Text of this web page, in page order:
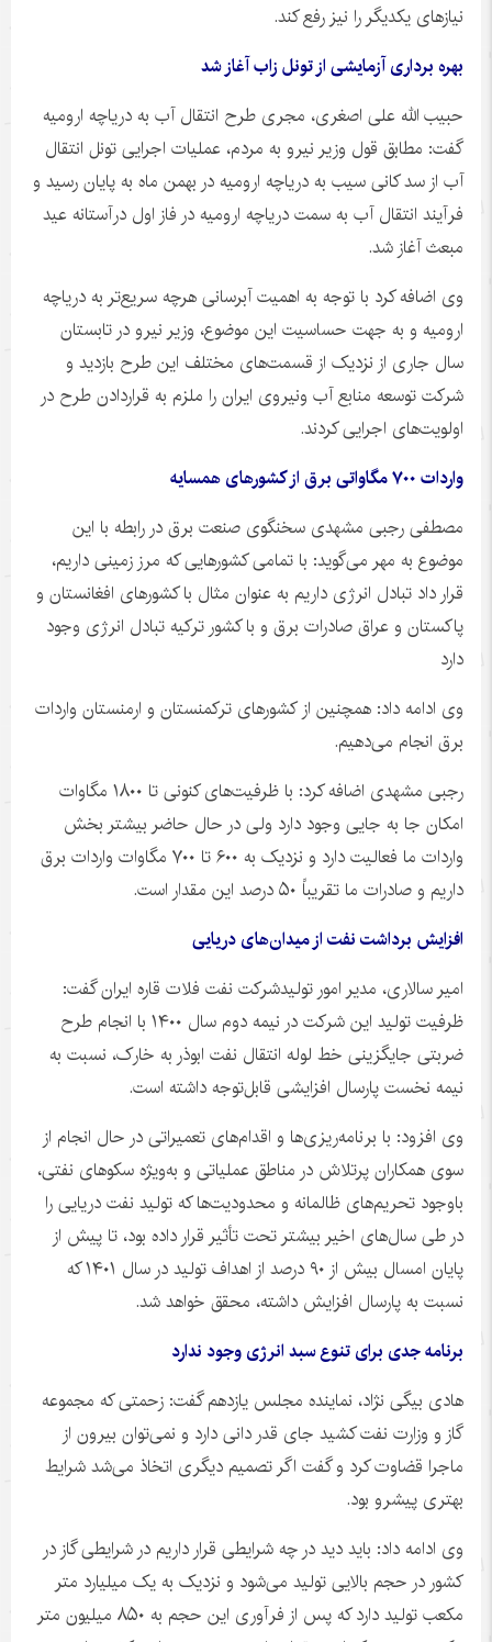
نیازهای یکدیگر را نیز رفع کند.
بهره برداری آزمایشی از تونل زاب آغاز شد
حبیب الله علی اصغری، مجری طرح انتقال آب به دریاچه ارومیه
گفت: مطابق قول وزیر نیرو به مردم، عملیات اجرایی تونل انتقال
آب از سد کانی سیب به دریاچه ارومیه در بهمن ماه به پایان رسید و
فرآیند انتقال آب به سمت دریاچه ارومیه در فاز اول درآستانهعید
مبعث آغاز شد.
وی اضافه کرد با توجه به اهمیت آبرسانی هرچه سریع‌تر به دریاچه
ارومیه و به جهت حساسیت این موضوع، وزیر نیرو در تابستان
سال جاری از نزدیک از قسمت‌های مختلف این طرح بازدید و
شرکت توسعه منابع آب ونیروی ایران را ملزم به قراردادن طرح در
اولویت‌های اجرایی کردند.
واردات۷۰۰
مگاواتی برق از کشورهای همسایه
مصطفی رجبی مشهدی سخنگوی صنعت برق در رابطه با این
موضوع به مهر می‌گوید: با تمامی کشورهایی که مرز زمینی داریم،
قرار داد تبادل انرژی داریم به عنوان مثال با کشورهای افغانستان و
پاکستان و عراق صادرات برق و با کشور ترکیه تبادل انرژی وجود
دارد
وی ادامه داد: همچنین از کشورهای ترکمنستان و ارمنستان واردات
برق انجام می‌دهیم.
رجبی مشهدی اضافه کرد: با ظرفیت‌های کنونی تا ۱۸۰۰ مگاوات
امکان جا به جایی وجود دارد ولی در حال حاضر بیشتر بخش
واردات ما فعالیت دارد و نزدیک به ۶۰۰ تا ۷۰۰ مگاوات واردات برق
داریم و صادرات ما تقریباً ۵۰ درصد این مقدار است.
افزایش برداشت نفت از میدان‌های دریایی
امیر سالاری، مدیر امور تولیدشرکتنفت فلات قاره ایران گفت:
ظرفیت تولید این شرکت در نیمه دوم سال ۱۴۰۰ با انجام طرح
ضربتی جایگزینی خط لوله انتقال نفت ابوذر به خارک، نسبت به
نیمه نخست پارسال افزایشی قابل‌توجه داشته است.
وی افزود: با برنامه‌ریزی‌ها و اقدام‌های تعمیراتی در حال انجام از
سوی همکاران پرتلاش در مناطق عملیاتی و به‌ویژه سکوهای نفتی،
باوجود تحریم‌های ظالمانه و محدودیت‌ها که تولید نفت دریایی را
در طی سال‌های اخیر بیشتر تحت تأثیر قرار داده بود، تا پیش از
پایان امسال بیش از ۹۰ درصد از اهداف تولید در سال ۱۴۰۱ که
نسبت به پارسال افزایش داشته، محقق خواهد شد.
برنامه جدی برای تنوع سبد انرژی وجود ندارد
هادی بیگی نژاد، نماینده مجلس یازدهم گفت: زحمتی که مجموعه
گاز و وزارت نفت کشید جای قدر دانی دارد و نمی‌توان بیرون از
ماجرا قضاوت کرد و گفت اگر تصمیم دیگری اتخاذ می‌شد شرایط
بهتری پیشرو بود.
وی ادامه داد: باید دید در چه شرایطی قرار داریم در شرایطی گاز در
کشور در حجم بالایی تولید می‌شود و نزدیک به یک میلیارد متر
مکعب تولید دارد که پس از فرآوری این حجم به ۸۵۰ میلیون متر